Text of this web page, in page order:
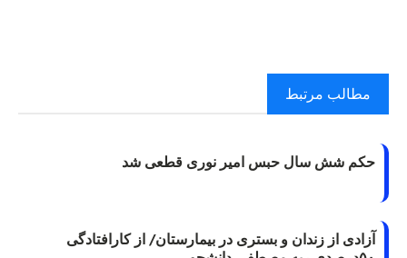
مطالب مرتبط
حکم شش سال حبس امیر نوری قطعی شد
آزادی از زندان و بستری در بیمارستان/ از کارافتادگی